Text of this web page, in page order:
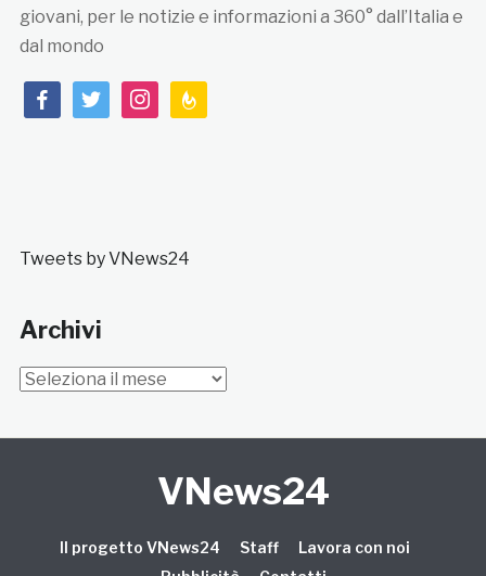
giovani, per le notizie e informazioni a 360° dall’Italia e
dal mondo
facebooktwitterinstagramfeedburner
Tweets by VNews24
Archivi
Archivi
VNews24
Il progetto VNews24 Staff
Lavora con noi